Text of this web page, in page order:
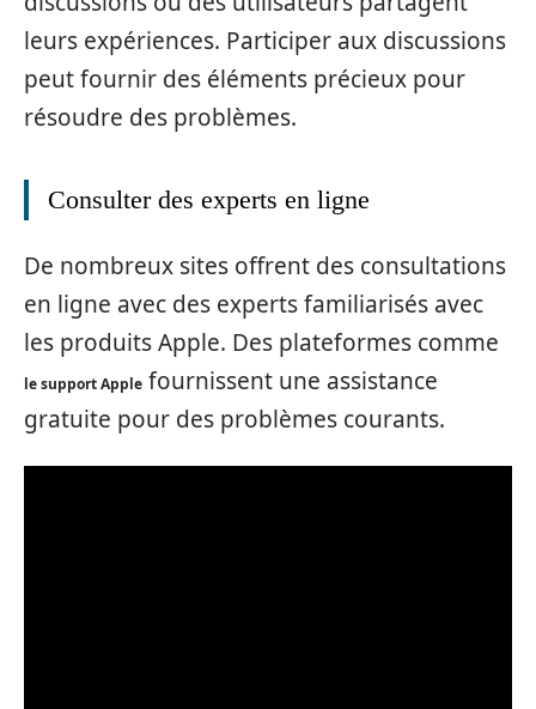
leurs expériences. Participer aux discussions
peut fournir des éléments précieux pour
résoudre des problèmes.
Consulter des experts en ligne
De nombreux sites offrent des consultations
en ligne avec des experts familiarisés avec
les produits Apple. Des plateformes comme
le support Apple fournissent une assistance
gratuite pour des problèmes courants.